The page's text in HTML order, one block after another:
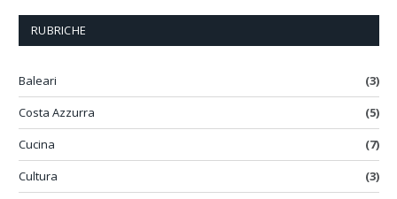
RUBRICHE
Baleari
(3)
Costa Azzurra
(5)
Cucina
(7)
Cultura
(3)